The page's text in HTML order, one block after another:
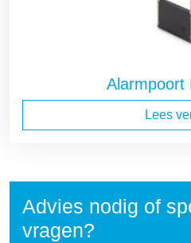
Alarmpoort
Lees
Advies nodig of
vragen?